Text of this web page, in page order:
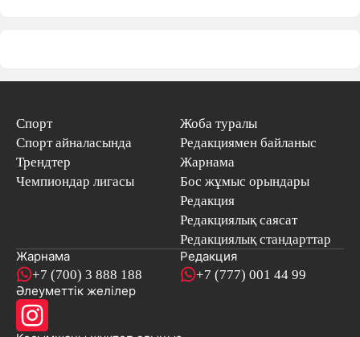
Спорт
Спорт айналасында
Трендтер
Чемпиондар лигасы
Жоба туралы
Редакциямен байланыс
Жарнама
Бос жұмыс орындары
Редакция
Редакциялық саясат
Редакциялық стандарттар
Жарнама
+7 (700) 3 888 188
Редакция
+7 (777) 001 44 99
Әлеуметтік желілер